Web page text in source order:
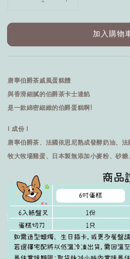
加入購物
唐寧伯爵茶戚風蛋糕體
與香滑細膩的伯爵茶卡士達餡
是一款綿密細緻的伯爵蛋糕啊!
I 成份 I
唐寧伯爵茶、法國依思尼熟成發酵奶油、
牧大牧場雞蛋、日本製無添加小麥粉、砂